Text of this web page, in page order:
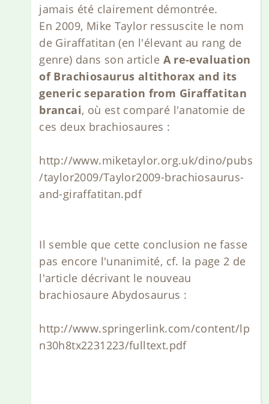
jamais été clairement démontrée.
En 2009, Mike Taylor ressuscite le nom
de Giraffatitan (en l'élevant au rang de
genre) dans son article A re-evaluation
of Brachiosaurus altithorax and its
generic separation from Giraffatitan
brancai, où est comparé l'anatomie de
ces deux brachiosaures :
http://www.miketaylor.org.uk/dino/pubs
/taylor2009/Taylor2009-brachiosaurus-
and-giraffatitan.pdf
Il semble que cette conclusion ne fasse
pas encore l'unanimité, cf. la page 2 de
l'article décrivant le nouveau
brachiosaure Abydosaurus :
http://www.springerlink.com/content/lp
n30h8tx2231223/fulltext.pdf